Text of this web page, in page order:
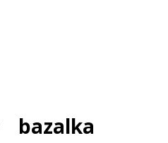
bazalka